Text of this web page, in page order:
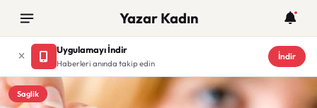
Yazar Kadın
Uygulamayı İndir
Haberleri anında takip edin
İndir
Saglik